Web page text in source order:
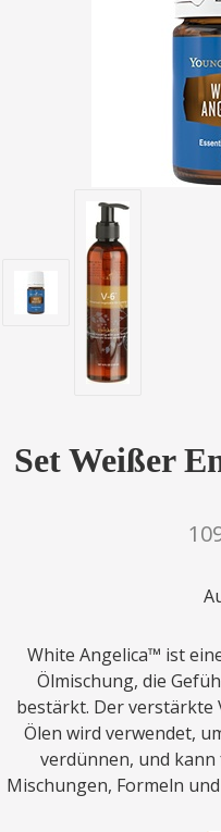
Set Weißer
White Angelica™ ist
Ölmischung, die
bestärkt. Der verstärkte
Ölen wird verwendet,
verdünnen, und
Mischungen, Formeln